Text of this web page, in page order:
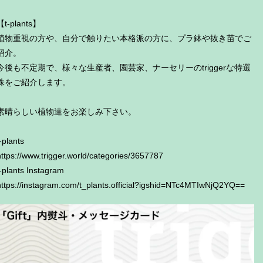
t-plants】
物重視の方や、自分で触りたい本格派の方に、プラ鉢や抜き苗でご
介。
後も不定期で、様々な生産者、園芸家、ナーセリーのtriggerな特選
をご紹介します。
晴らしい植物達をお楽しみ下さい。
plants
www.trigger.world/categories/3657787
plants Instagram
instagram.com/t_plants.official?igshid=NTc4MTIwNjQ2YQ==